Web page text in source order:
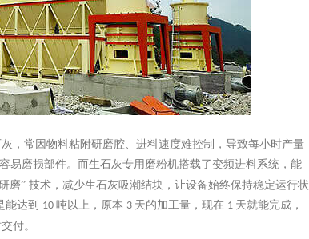
，常因物料粘附研磨腔、进料速度难控制，导致每小时产量
易磨损部件。而生石灰专用磨粉机搭载了变频进料系统，能
磨” 技术，减少生石灰吸潮结块，让设备始终保持稳定运行状
能达到 10 吨以上，原本 3 天的加工量，现在 1 天就能完成，
付。